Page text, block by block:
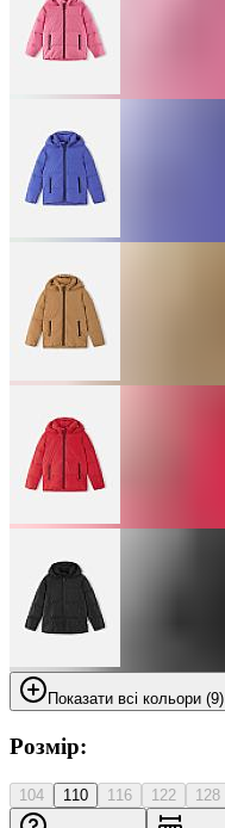
Показати всі кольори (9)
Розмір:
104 110 116 122 128